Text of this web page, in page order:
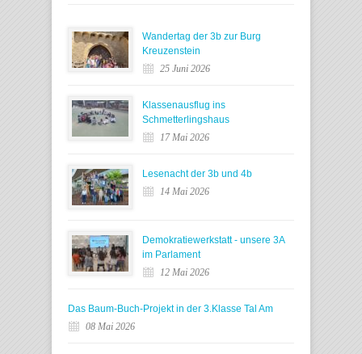
Wandertag der 3b zur Burg
Kreuzenstein
25 Juni 2026
Klassenausflug ins
Schmetterlingshaus
17 Mai 2026
Lesenacht der 3b und 4b
14 Mai 2026
Demokratiewerkstatt - unsere 3A
im Parlament
12 Mai 2026
Das Baum-Buch-Projekt in der 3.Klasse Tal Am
08 Mai 2026